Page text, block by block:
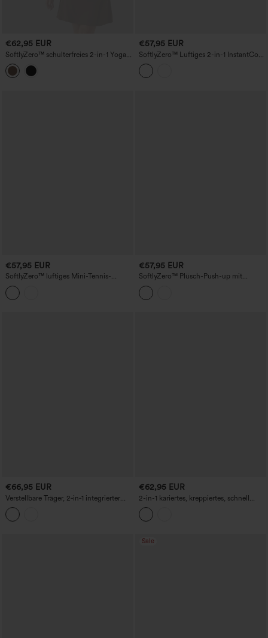
€62,95 EUR
SoftlyZero™ schulterfreies 2-in-1 Yoga-
Active-Kleid mit abnehmbarem Träger,
integriertem BH und Taschen – Easy
Peezy
€57,95 EUR
SoftlyZero™ Luftiges 2-in-1 InstantCool
Mini-Tennis-Aktivkleid mit integriertem
BH, gestuftem Rüschen-Saum und
Taschen – Easy-Peezy-Edition
€57,95 EUR
SoftlyZero™ luftiges Mini-Tennis-
Active-Kleid mit integriertem BH (2-in-
1), stufigem Schnitt, Cool-Touch und
Taschen – Easy Peezy Edition – UPF50+
€57,95 EUR
SoftlyZero™ Plüsch-Push-up mit
gedrehten, verstellbaren Trägern und
nicht herausnehmbarem Polster – Tanz-
und Sportkleid mit Taschen – Easy
€66,95 EUR
Verstellbare Träger, 2‑in‑1 integrierter
BH, A‑Linien‑Mini, karierter
Crinkle‑Stoff, schnell trocknend,
sportliches Tennis‑Slipkleid mit Taschen
€62,95 EUR
2-in-1 kariertes, kreppiertes, schnell
trocknendes Mini-Tennis-Sportkleid mit
Taschen - Easy Peezy Edition
Sale